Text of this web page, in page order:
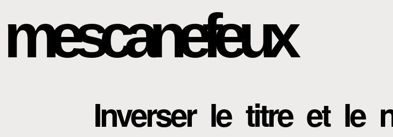
mescanefeux
Inverser le titre et le